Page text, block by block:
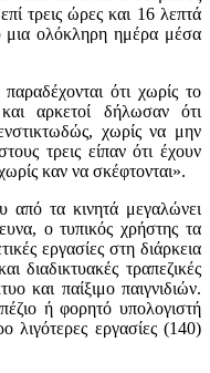
τρεις ώρες και 16 λεπτά
μια ολόκληρη ημέρα μέσα
ότι χωρίς το
αρκετοί δήλωσαν ότι
χωρίς να μην
τρεις είπαν ότι έχουν
καν να σκέφτονται».
τα κινητά μεγαλώνει
ο τυπικός χρήστης τα
εργασίες στη διάρκεια
διαδικτυακές τραπεζικές
και παίξιμο παιγνιδιών.
ή φορητό υπολογιστή
λιγότερες εργασίες (140)